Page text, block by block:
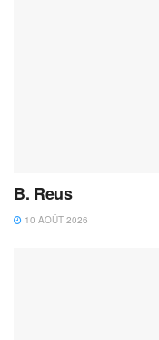
B. Reus
10 AOÛT 2026